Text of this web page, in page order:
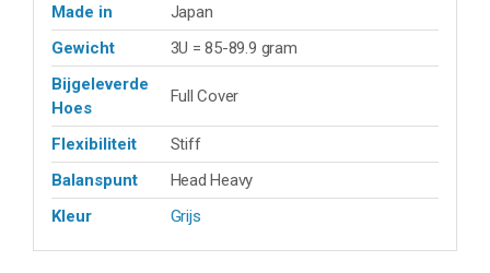
Made in
Japan
Gewicht
3U = 85-89.9 gram
Bijgeleverde
Hoes
Full Cover
Flexibiliteit
Stiff
Balanspunt
Head Heavy
Kleur
Grijs